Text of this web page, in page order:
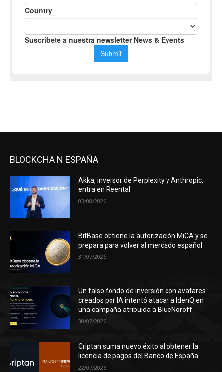
BLOCKCHAIN ESPAÑA
Akka, inversor de Perplexity y Anthropic,
entra en Reental
03/08/2026
BitBase obtiene la autorización MiCA y se
prepara para volver al mercado español
31/07/2026
Un falso fondo de inversión con avatares
creados por IA intentó atacar a IdenQ en
una campaña atribuida a BlueNoroff
30/07/2026
Criptan suma nuevo éxito al obtener la
licencia de pagos del Banco de España
22/07/2026